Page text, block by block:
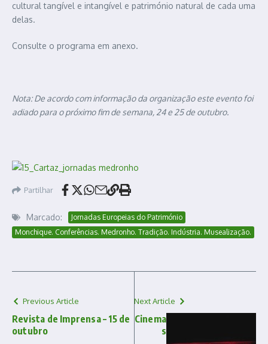
cultural tangível e intangível e património natural de cada uma
delas.
Consulte o programa em anexo.
Nota: De acordo com informação da organização este evento foi
adiado para o próximo fim de semana, 24 e 25 de outubro.
Partilhar
Marcado:
Jornadas Europeias do Património
Monchique. Conferências. Medronho. Tradição. Indústria. Musealização.
Previous Article
Revista de Imprensa – 15 de
outubro
Next Article
Cinema
s